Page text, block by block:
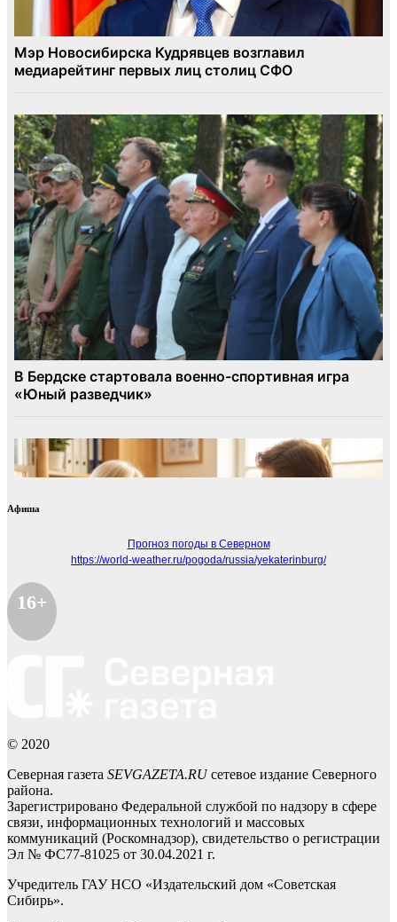
Афиша
Прогноз погоды в Северном
https://world-weather.ru/pogoda/russia/yekaterinburg/
16+
© 2020
Северная газета SEVGAZETA.RUсетевое издание Северного
района.
Зарегистрировано Федеральной службой по надзору в сфере
связи, информационных технологий и массовых
коммуникаций (Роскомнадзор), свидетельство о регистрации
Эл № ФС77-81025 от 30.04.2021 г.
Учредитель ГАУ НСО «Издательский дом «Советская
Сибирь».